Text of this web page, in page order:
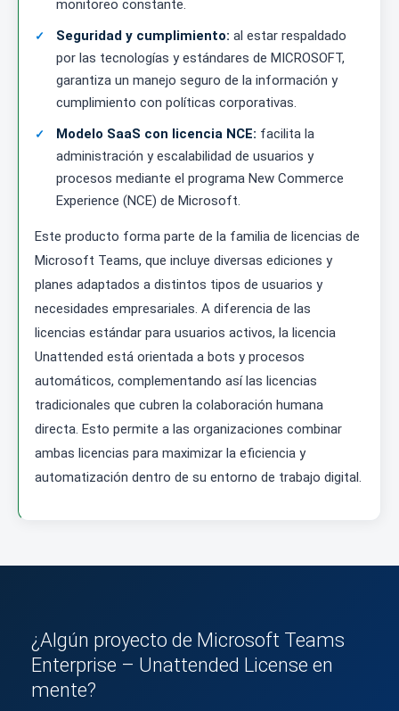
monitoreo constante.
Seguridad y cumplimiento: al estar respaldado
por las tecnologías y estándares de MICROSOFT,
garantiza un manejo seguro de la información y
cumplimiento con políticas corporativas.
Modelo SaaS con licencia NCE: facilita la
administración y escalabilidad de usuarios y
procesos mediante el programa New Commerce
Experience (NCE) de Microsoft.
Este producto forma parte de la familia de licencias de
Microsoft Teams, que incluye diversas ediciones y
planes adaptados a distintos tipos de usuarios y
necesidades empresariales. A diferencia de las
licencias estándar para usuarios activos, la licencia
Unattended está orientada a bots y procesos
automáticos, complementando así las licencias
tradicionales que cubren la colaboración humana
directa. Esto permite a las organizaciones combinar
ambas licencias para maximizar la eficiencia y
automatización dentro de su entorno de trabajo digital.
¿Algún proyecto de Microsoft Teams
Enterprise – Unattended License en
mente?